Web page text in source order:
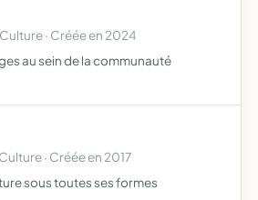
· Créée en 2024
au sein de la communauté
· Créée en 2017
sous toutes ses formes